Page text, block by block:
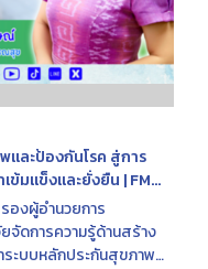
และป้องกันโรค สู่การ
มแข็งและยั่งยืน | FM
จัดการความรู้ด้านสร้าง
ะบบหลักประกันสุขภาพ